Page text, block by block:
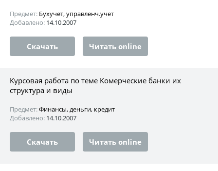
Предмет: Бухучет, управленч.учет
Добавлено: 14.10.2007
Скачать Читать online
Курсовая работа по теме Комерческие банки их
структура и виды
Предмет:Финансы, деньги, кредит
Добавлено: 14.10.2007
Скачать Читать online